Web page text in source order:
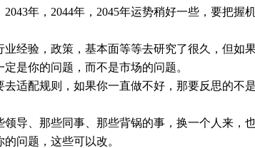
年，2044年，2045年运势稍好一些，要把握
经验，政策，基本面等等去研究了很久，但如
是你的问题，而不是市场的问题。
适配规则，如果你一直做不好，那要反思的不
导、那些同事、那些背锅的事，换一个人来，
问题，这些可以改。